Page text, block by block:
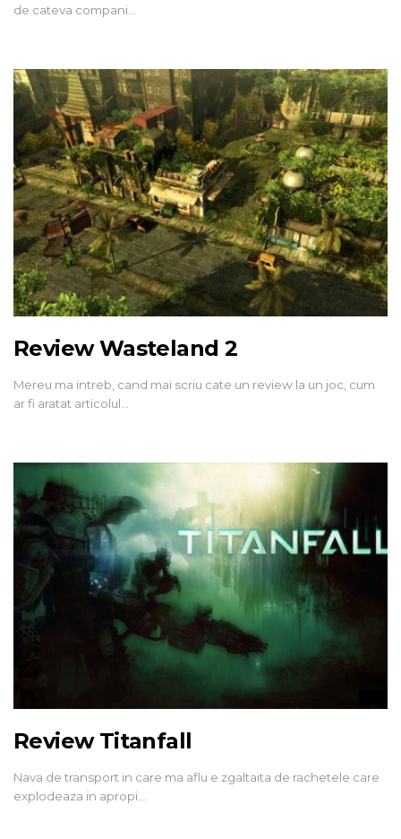
de cateva compani…
Review Wasteland 2
Mereu ma intreb, cand mai scriu cate un review la un joc, cum
ar fi aratat articolul…
Review Titanfall
Nava de transport in care ma aflu e zgaltaita de rachetele care
explodeaza in apropi…